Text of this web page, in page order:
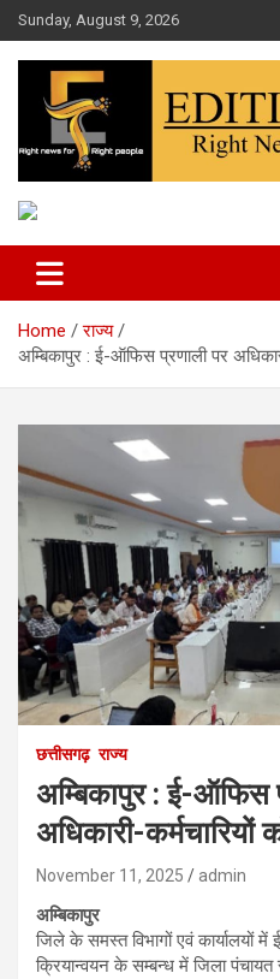
Skip
to
content
Sunday, August 9, 2026
Edition Today
Home
राज्य
अम्बिकापुर : ई-ऑफिस प्रणाली पर
छत्तीसगढ़ राज्य
अम्बिकापुर : ई-ऑफिस
अधिकारी-कर्मचारियों
November 11, 2025 admin
अम्बिकापुर
जिले के समस्त विभागों एवं
क्रियान्वयन के सम्बन्ध में जिला पंचायत